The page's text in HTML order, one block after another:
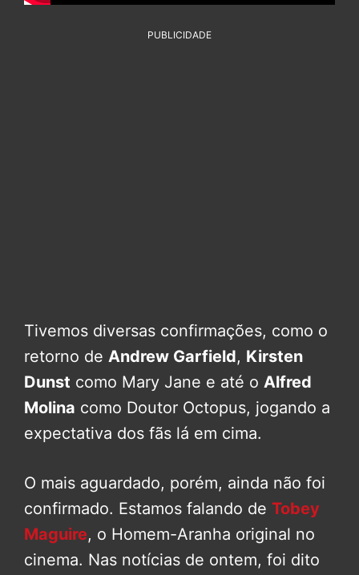
PUBLICIDADE
Tivemos diversas confirmações, como o
retorno de Andrew Garfield, Kirsten
Dunst como Mary Jane e até o Alfred
Molina como Doutor Octopus, jogando a
expectativa dos fãs lá em cima.
O mais aguardado, porém, ainda não foi
confirmado. Estamos falando de Tobey
Maguire, o Homem-Aranha original no
cinema. Nas notícias de ontem, foi dito